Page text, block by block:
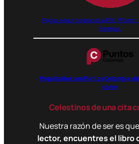
Pagos seguros gracias a PSE,
Binance.
Paga libritos con Puntos Colombia,
cómo.
Celestinos de una cita
Nuestra razón de ser es
lector, encuentres el libro